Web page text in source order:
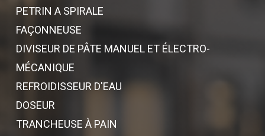
PETRIN A SPIRALE
FAÇONNEUSE
DIVISEUR DE PÂTE MANUEL ET ÉLECTRO-
MÉCANIQUE
REFROIDISSEUR D'EAU
DOSEUR
TRANCHEUSE À PAIN